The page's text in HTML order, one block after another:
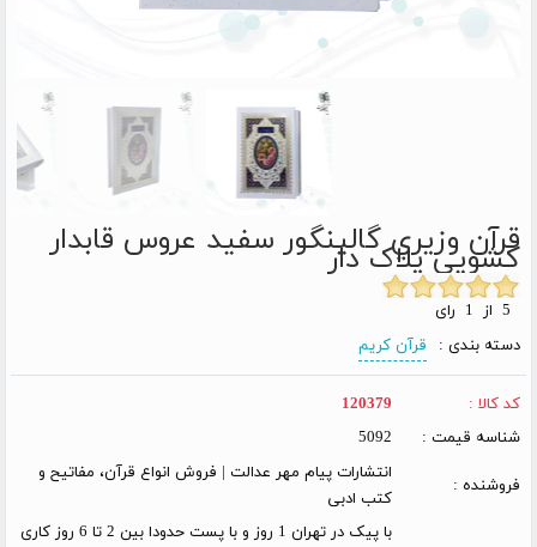
قرآن وزيري گالينگور سفيد عروس قابدار
کشویی پلاک دار
دسته بندی :
قرآن کریم
کد کالا :
120379
شناسه قیمت :
5092
فروشنده :
انتشارات پیام مهر عدالت | فروش انواع قرآن، مفاتیح و
کتب ادبی
با پیک در تهران 1 روز و با پست حدودا بین 2 تا 6 روز کاری